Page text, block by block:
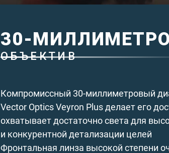
30-
ОБЪЕКТИВ
Компромиссный 30-миллиметровый
Vector Optics Veyron Plus делает его
охватывает достаточно света для
и конкурентной детализации целей
Фронтальная линза высокой степени